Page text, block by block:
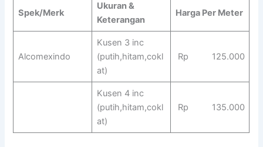
Spek/Merk
Ukuran &
Keterangan
Harga Per Meter
Alcomexindo
Kusen 3 inc
(putih,hitam,cokl
at)
Rp 125.000
Kusen 4 inc
(putih,hitam,cokl
at)
Rp 135.000